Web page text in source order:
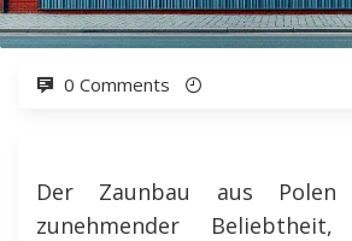
0 Comments
Der Zaunbau aus
zunehmender Beliebtheit,